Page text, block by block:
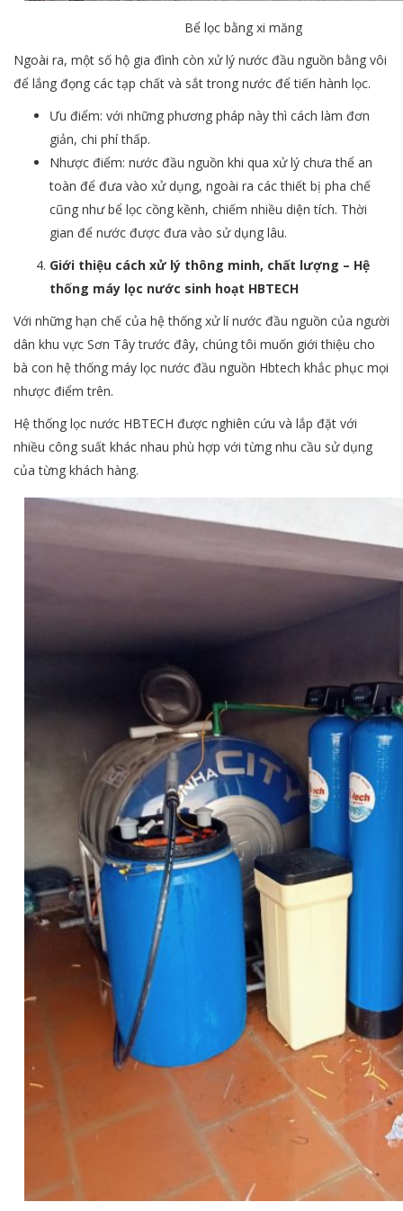
Bể lọc bằng xi măng
Ngoài ra, một số hộ gia đình còn xử lý nước đầu nguồn bằng vôi
để lắng đọng các tạp chất và sắt trong nước để tiến hành lọc.
Ưu điểm: với những phương pháp này thì cách làm đơn
giản, chi phí thấp.
Nhược điểm: nước đầu nguồn khi qua xử lý chưa thể an
toàn để đưa vào xử dụng, ngoài ra các thiết bị pha chế
cũng như bể lọc cồng kềnh, chiếm nhiều diện tích. Thời
gian để nước được đưa vào sử dụng lâu.
Giới thiệu cách xử lý thông minh, chất lượng – Hệ
thống máy lọc nước sinh hoạt HBTECH
Với những hạn chế của hệ thống xử lí nước đầu nguồn của người
dân khu vực Sơn Tây trước đây, chúng tôi muốn giới thiệu cho
bà con hệ thống máy lọc nước đầu nguồn Hbtech khắc phục mọi
nhược điểm trên.
Hệ thống lọc nước HBTECH được nghiên cứu và lắp đặt với
nhiều công suất khác nhau phù hợp với từng nhu cầu sử dụng
của từng khách hàng.